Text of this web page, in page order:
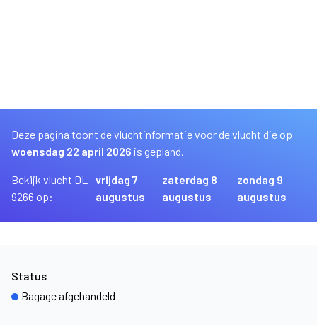
Deze pagina toont de vluchtinformatie voor de vlucht die op
woensdag 22 april 2026 is gepland.
Bekijk vlucht DL
9266 op:
vrijdag 7
augustus
zaterdag 8
augustus
zondag 9
augustus
Status
Bagage afgehandeld